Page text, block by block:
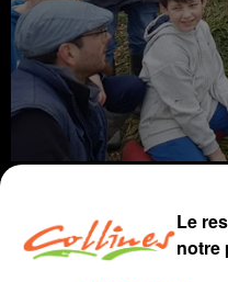
Le
notre